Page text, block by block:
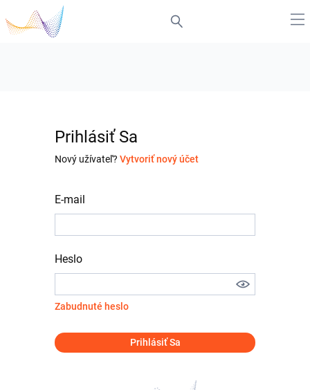
Prihlásiť Sa
Nový užívateľ? Vytvoriť nový účet
E-mail
Heslo
Zabudnuté heslo
Prihlásiť Sa